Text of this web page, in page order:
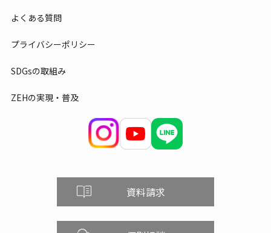
よくある質問
プライバシーポリシー
SDGsの取組み
ZEHの実現・普及
資料請求